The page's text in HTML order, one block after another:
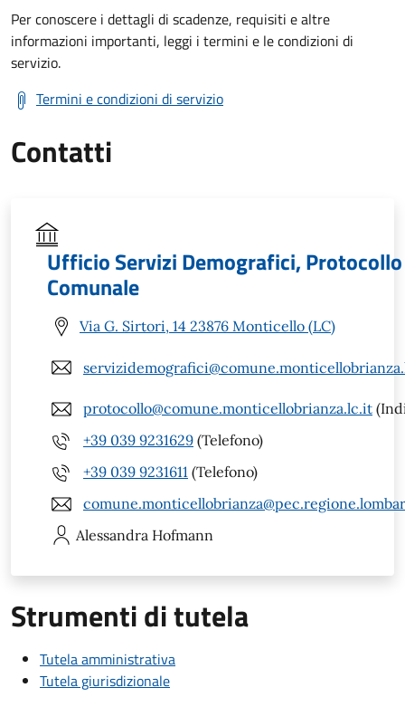
Per conoscere i dettagli di scadenze, requisiti e altre
informazioni importanti, leggi i termini e le condizioni di
servizio.
Termini e condizioni di servizio
Contatti
Ufficio Servizi Demografici,
Comunale
Via G. Sirtori, 14 23876 Monticello (LC)
protocollo@comune.monticellobrianza.lc.it
+39 039 9231629 (Telefono)
+39 039 9231611 (Telefono)
Alessandra Hofmann
Strumenti di tutela
Tutela amministrativa
Tutela giurisdizionale